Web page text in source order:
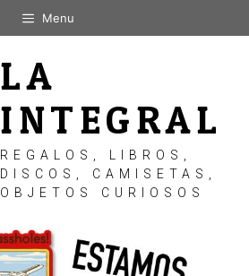
Menu
LA
INTEGRAL
REGALOS, LIBROS,
DISCOS, CAMISETAS,
OBJETOS CURIOSOS